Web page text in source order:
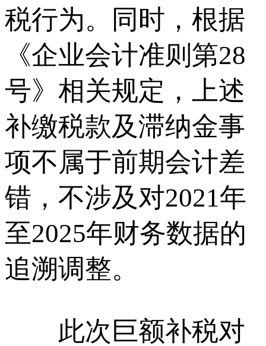
税行为。同时，根据
《企业会计准则第28
号》相关规定，上述
补缴税款及滞纳金事
项不属于前期会计差
错，不涉及对2021年
至2025年财务数据的
追溯调整。
此次巨额补税对